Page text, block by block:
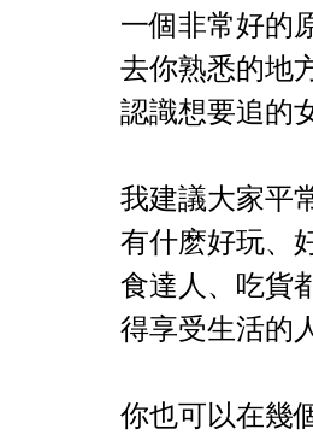
一個非常好的
去你熟悉的地
認識想要追的
我建議大家平
有什麽好玩、
食達人、吃貨
得享受生活的人
你也可以在幾